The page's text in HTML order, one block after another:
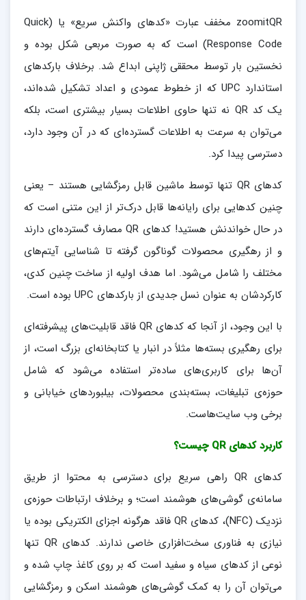
zoomitQR مخفف عبارت «کدهای واکنش سریع» یا (Quick
Response Code) است که به صورت مربعی شکل بوده و
نخستین بار توسط محققی ژاپنی ابداع شد. برخلاف بارکدهای
استاندارد UPC که از خطوط عمودی و اعداد تشکیل شده‌اند،
یک کد QR نه تنها حاوی اطلاعات بسیار بیشتری است، بلکه
می‌توان به سرعت به اطلاعات گسترده‌ای که در آن وجود دارد،
دسترسی پیدا کرد.
کدهای QR تنها توسط ماشین قابل رمزگشایی هستند – یعنی
چنین کدهایی برای رایانه‌ها قابل درک‌تر از این متنی است که
در حال خواندنش هستید! کدهای QR مصارف گسترده‌ای دارند
و از رهگیری محصولات گوناگون گرفته تا شناسایی آیتم‌های
مختلف را شامل می‌شود. اما هدف اولیه از ساخت چنین کدی،
کارکردشان به عنوان نسل جدیدی از بارکدهای UPC بوده است.
با این وجود، از آنجا که کدهای QR فاقد قابلیت‌های پیشرفته‌ای
برای رهگیری بسته‌ها مثلاً در انبار یا کتابخانه‌ای بزرگ است، از
آن‌ها برای کاربری‌های ساده‌تر استفاده می‌شود که شامل
حوزه‌ی تبلیغات، بسته‌بندی محصولات، بیلبوردهای خیابانی و
برخی وب سایت‌هاست.
کاربرد کدهای QR چیست؟
کدهای QR راهی سریع برای دسترسی به محتوا از طریق
سامانه‌ی گوشی‌های هوشمند است؛ و برخلاف ارتباطات حوزه‌ی
نزدیک (NFC)، کدهای QR فاقد هرگونه اجزای الکتریکی بوده یا
نیازی به فناوری سخت‌افزاری خاصی ندارند. کدهای QR تنها
نوعی از کدهای سیاه و سفید است که بر روی کاغذ چاپ شده و
می‌توان آن را به کمک گوشی‌های هوشمند اسکن و رمزگشایی